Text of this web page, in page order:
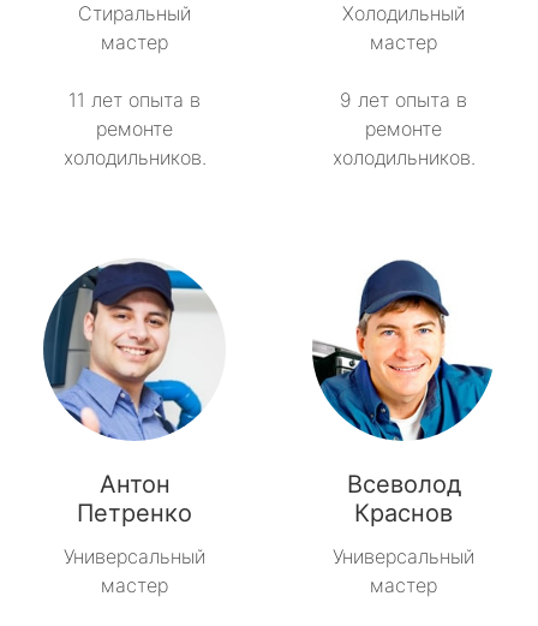
Стиральный
мастер
11 лет опыта в
ремонте
холодильников.
Холодильный
мастер
9 лет опыта в
ремонте
холодильников.
Антон
Петренко
Универсальный
мастер
Всеволод
Краснов
Универсальный
мастер